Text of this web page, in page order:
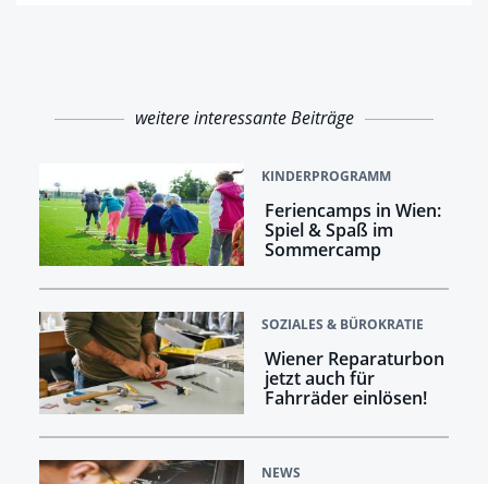
weitere interessante Beiträge
KINDERPROGRAMM
Feriencamps in Wien:
Spiel & Spaß im
Sommercamp
SOZIALES & BÜROKRATIE
Wiener Reparaturbon
jetzt auch für
Fahrräder einlösen!
NEWS